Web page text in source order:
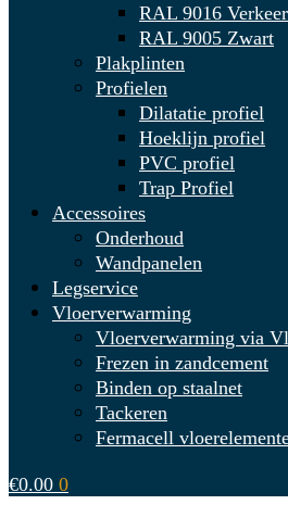
RAL 9016
RAL 9005 Zwart
Plakplinten
Profielen
Dilatatie profiel
Hoeklijn profiel
PVC profiel
Trap Profiel
Accessoires
Onderhoud
Wandpanelen
Legservice
Vloerverwarming
Vloerverwarming via
Frezen in zandcement
Binden op staalnet
Tackeren
Fermacell
€0.00 0